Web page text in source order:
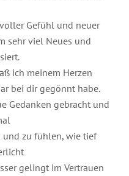
Gefühl und neuer
sehr viel Neues und
ich meinem Herzen
bei dir gegönnt habe.
Gedanken gebracht und
und zu fühlen, wie tief
gelingt im Vertrauen